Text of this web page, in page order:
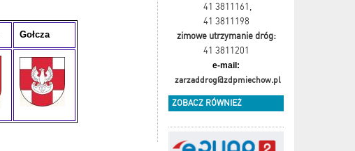
Gołcza
41 3811161
41 3811198
zimowe utrzymanie dróg:
41 3811201
e-mail:
zarzaddrog@zdpmiechow.pl
ZOBACZ RÓWNIEŻ